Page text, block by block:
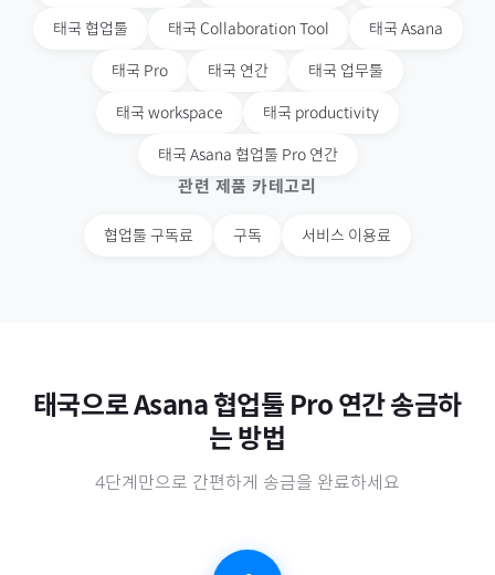
태국 협업툴 태국 Collaboration Tool 태국 Asana
태국 Pro 태국 연간 태국 업무툴
태국 workspace 태국 productivity
태국 Asana 협업툴 Pro 연간
관련 제품 카테고리
협업툴 구독료 구독 서비스 이용료
태국으로Asana 협업툴 Pro 연간송금하
는 방법
4단계만으로 간편하게 송금을 완료하세요